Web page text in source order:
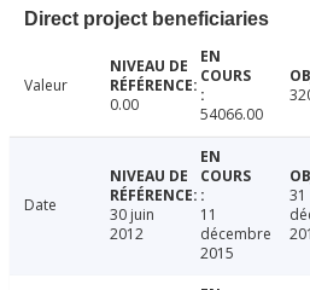
Direct project beneficiaries
Valeur
0.00
54066.00
Date
30 juin
2012
11
décembre
2015
31